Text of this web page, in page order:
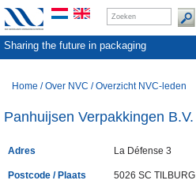
Sharing the future in packaging
Home /Over NVC /Overzicht NVC-leden
Panhuijsen Verpakkingen B.V.
Adres La Défense 3
Postcode / Plaats 5026 SC TILBURG